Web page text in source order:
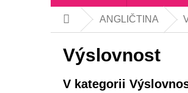
DomůANGLIČTINA
Výslovnost
V kategorii